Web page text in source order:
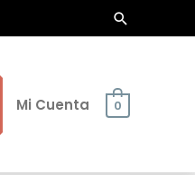
Buscar
Mi Cuenta 0